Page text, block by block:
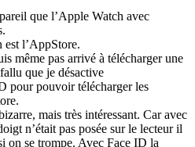
que l’Apple Watch avec
l’AppStore.
même pas arrivé à télécharger une
que je désactive
pour pouvoir télécharger les
mais très intéressant. Car avec
n’était pas posée sur le lecteur il
on se trompe. Avec Face ID la